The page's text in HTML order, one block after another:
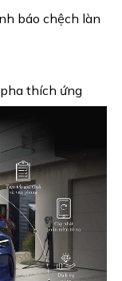
báo chệch làn
thích ứng